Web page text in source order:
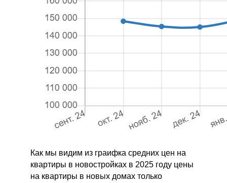
Как мы видим из граифка средних цен на
квартиры в новостройках в 2025 году цены
на квартиры в новых домах только